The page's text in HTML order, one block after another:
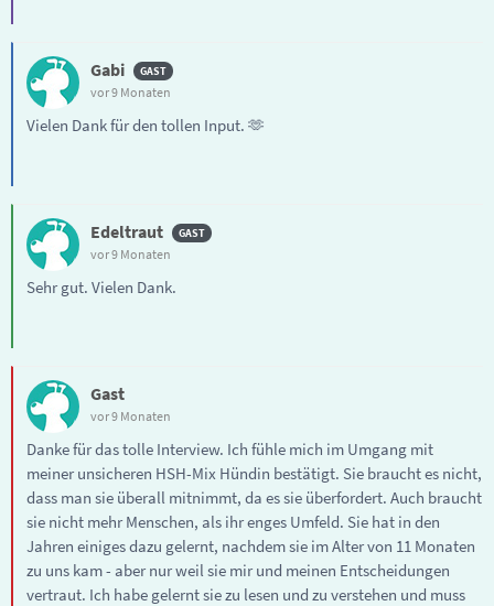
Gabi
vor 9 Monaten
Vielen Dank für den tollen Input. 🫶
Edeltraut
vor 9 Monaten
Sehr gut. Vielen Dank.
Gast
vor 9 Monaten
Danke für das tolle Interview. Ich fühle mich im Umgang mit
meiner unsicheren HSH-Mix Hündin bestätigt. Sie braucht es nicht,
dass man sie überall mitnimmt, da es sie überfordert. Auch braucht
sie nicht mehr Menschen, als ihr enges Umfeld. Sie hat in den
Jahren einiges dazu gelernt, nachdem sie im Alter von 11 Monaten
zu uns kam - aber nur weil sie mir und meinen Entscheidungen
vertraut. Ich habe gelernt sie zu lesen und zu verstehen und muss